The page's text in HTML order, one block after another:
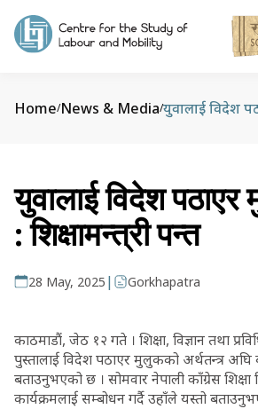
Home/News & Media/
युवालाई विदेश
: शिक्षामन्त्री पन्त
28 May, 2025 | Gorkhapatra
काठमाडौं, जेठ १२ गते । शिक्षा, विज्ञान तथा
पुस्तालाई विदेश पठाएर मुलुकको अर्थतन्त्र
बताउनुभएको छ । सोमवार नेपाली काँग्रेस
कार्यक्रमलाई सम्बोधन गर्दै उहाँले यस्तो